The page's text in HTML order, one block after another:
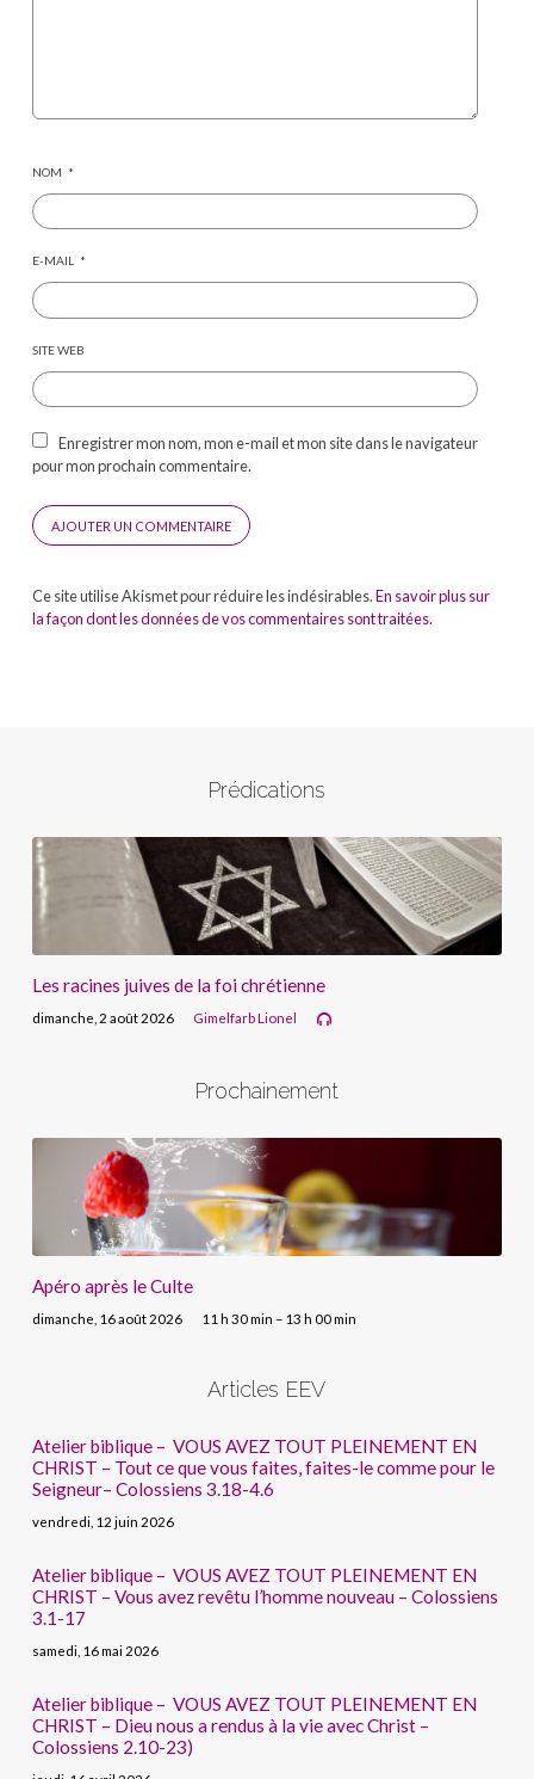
NOM *
E-MAIL *
SITE WEB
Enregistrer mon nom, mon e-mail et mon site dans le navigateur
pour mon prochain commentaire.
Ce site utilise Akismet pour réduire les indésirables.En savoir plus sur
la façon dont les données de vos commentaires sont traitées.
Prédications
Les racines juives de la foi chrétienne
dimanche, 2 août 2026 Gimelfarb Lionel
Prochainement
Apéro après le Culte
dimanche, 16 août 2026 11 h 30 min – 13 h 00 min
Articles EEV
Atelier biblique – VOUS AVEZ TOUT PLEINEMENT EN
CHRIST – Tout ce que vous faites, faites-le comme pour le
Seigneur– Colossiens 3.18-4.6
vendredi, 12 juin 2026
Atelier biblique – VOUS AVEZ TOUT PLEINEMENT EN
CHRIST – Vous avez revêtu l’homme nouveau – Colossiens
3.1-17
samedi, 16 mai 2026
Atelier biblique – VOUS AVEZ TOUT PLEINEMENT EN
CHRIST – Dieu nous a rendus à la vie avec Christ –
Colossiens 2.10-23)